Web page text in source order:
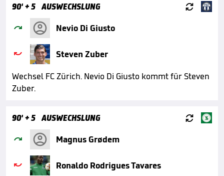
90'+ 5 AUSWECHSLUNG 
 Nevio Di Giusto

Steven Zuber
Wechsel FC Zürich. Nevio Di Giusto kommt für Steven
Zuber.
90'+ 5 AUSWECHSLUNG 
 Magnus Grødem

Ronaldo Rodrigues Tavares